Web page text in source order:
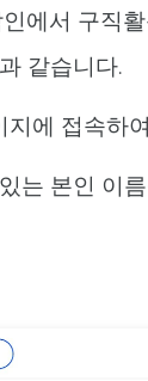
에서 구직
같습니다.
지에 접속하
는 본인 이